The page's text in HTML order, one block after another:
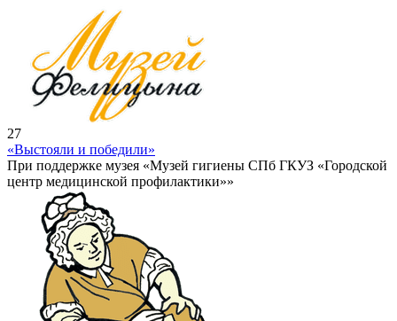
27
«Выстояли и победили»
При поддержке музея «Музей гигиены СПб ГКУЗ «Городской
центр медицинской профилактики»»